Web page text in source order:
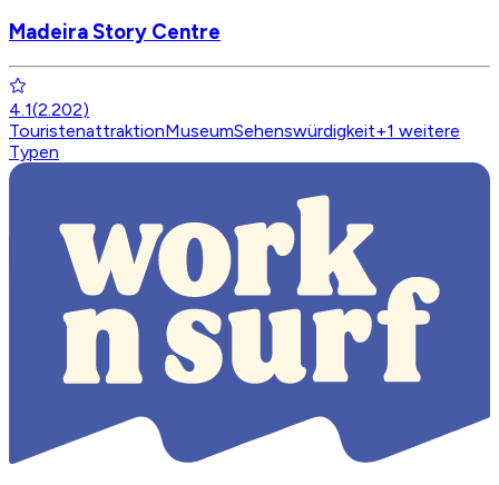
Madeira Story Centre
4.1(2.202)
TouristenattraktionMuseumSehenswürdigkeit+1 weitere
Typen